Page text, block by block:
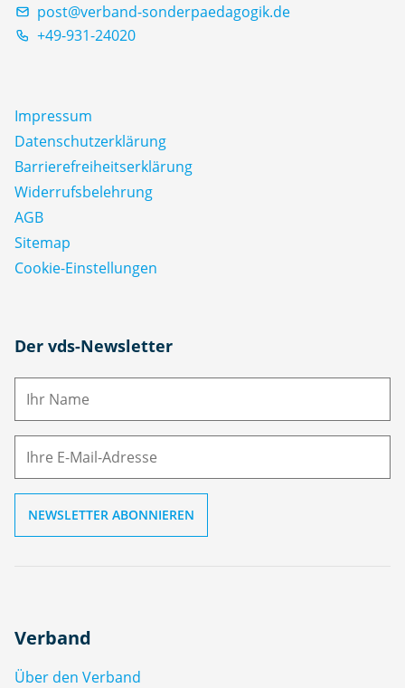
post@verband-sonderpaedagogik.de
+49-931-24020
Impressum
Datenschutz­erklärung
Barrierefreiheitserklärung
Widerrufsbelehrung
AGB
Sitemap
Cookie-Einstellungen
Der vds-Newsletter
N
M
Verband
Über den Verband